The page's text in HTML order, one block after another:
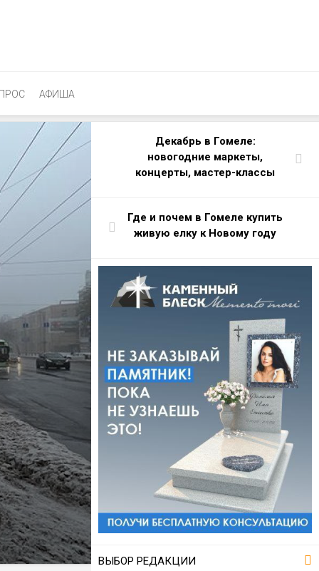
АФИША
Декабрь в Гомеле:
новогодние маркеты,
концерты, мастер-классы
Где и почем в Гомеле купить
живую елку к Новому году
ВЫБОР РЕДАКЦИИ